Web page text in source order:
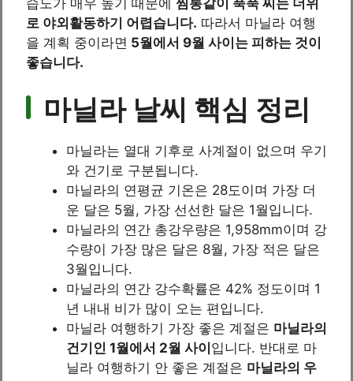
로 야외활동하기 어렵습니다. 따라서 마닐라 여행
을 계획 중이라면 5월에서 9월 사이는 피하는 것이
좋습니다.
마닐라 날씨 핵심 정리
마닐라는 열대 기후로 사계절이 없으며 우기
와 건기로 구분됩니다.
마닐라의 연평균 기온은 28도이며 가장 더
운 달은 5월, 가장 선선한 달은 1월입니다.
마닐라의 연간 총강우량은 1,958mm이며 강
수량이 가장 많은 달은 8월, 가장 적은 달은
3월입니다.
마닐라의 연간 강수확률은 42% 정도이며 1
년 내내 비가 많이 오는 편입니다.
마닐라 여행하기 가장 좋은 계절은 마닐라의
건기인 1월에서 2월 사이 입니다. 반대로 마
닐라 여행하기 안 좋은 계절은 마닐라의 우